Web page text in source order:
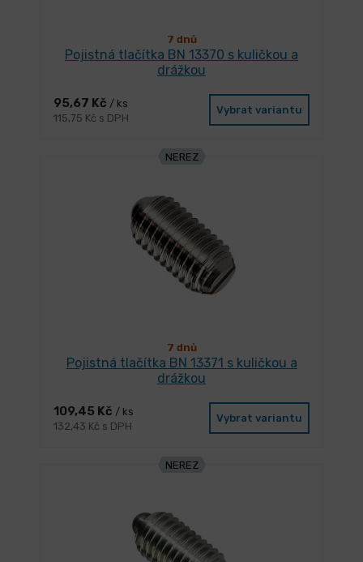
7 dnů
Pojistná tlačítka BN 13370 s kuličkou a
drážkou
95,67 Kč / ks
115,75 Kč s DPH
Vybrat variantu
NEREZ
7 dnů
Pojistná tlačítka BN 13371 s kuličkou a
drážkou
109,45 Kč / ks
132,43 Kč s DPH
Vybrat variantu
NEREZ